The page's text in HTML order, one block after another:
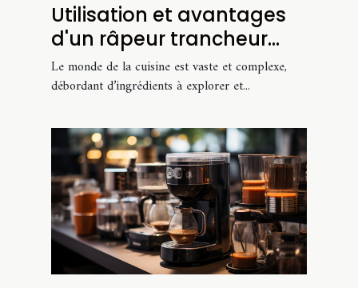
Utilisation et avantages
d'un râpeur trancheur
extra fin pour fromage et
carotte
Le monde de la cuisine est vaste et complexe,
débordant d’ingrédients à explorer et...